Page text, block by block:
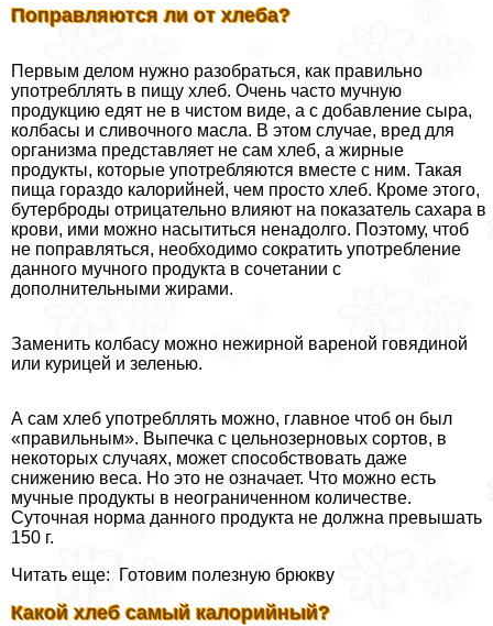
Поправляются ли от хлеба?
Первым делом нужно разобраться, как правильно
употрeбллять в пищу хлеб. Очень часто мучную
продукцию едят не в чистом виде, а с добавление сыра,
колбасы и сливочного масла. В этом случае, вред для
организма представляет не сам хлеб, а жирные
продукты, которые употрeбляются вместе с ним. Такая
пища гораздо калорийней, чем просто хлеб. Кроме этого,
бутерброды отрицательно влияют на показатель сахара в
крови, ими можно насытиться ненадолго. Поэтому, чтоб
не поправляться, необходимо сократить употрeбление
данного мучного продукта в сочетании с
дополнительными жирами.
Заменить колбасу можно нежирной вареной говядиной
или курицей и зеленью.
А сам хлеб употрeбллять можно, главное чтоб он был
«правильным». Выпечка с цельнозерновых сортов, в
некоторых случаях, может способствовать даже
снижению веса. Но это не означает. Что можно есть
мучные продукты в неограниченном количестве.
Суточная норма данного продукта не должна превышать
150 г.
Читать еще: Готовим полезную брюкву
Какой хлеб самый калорийный?